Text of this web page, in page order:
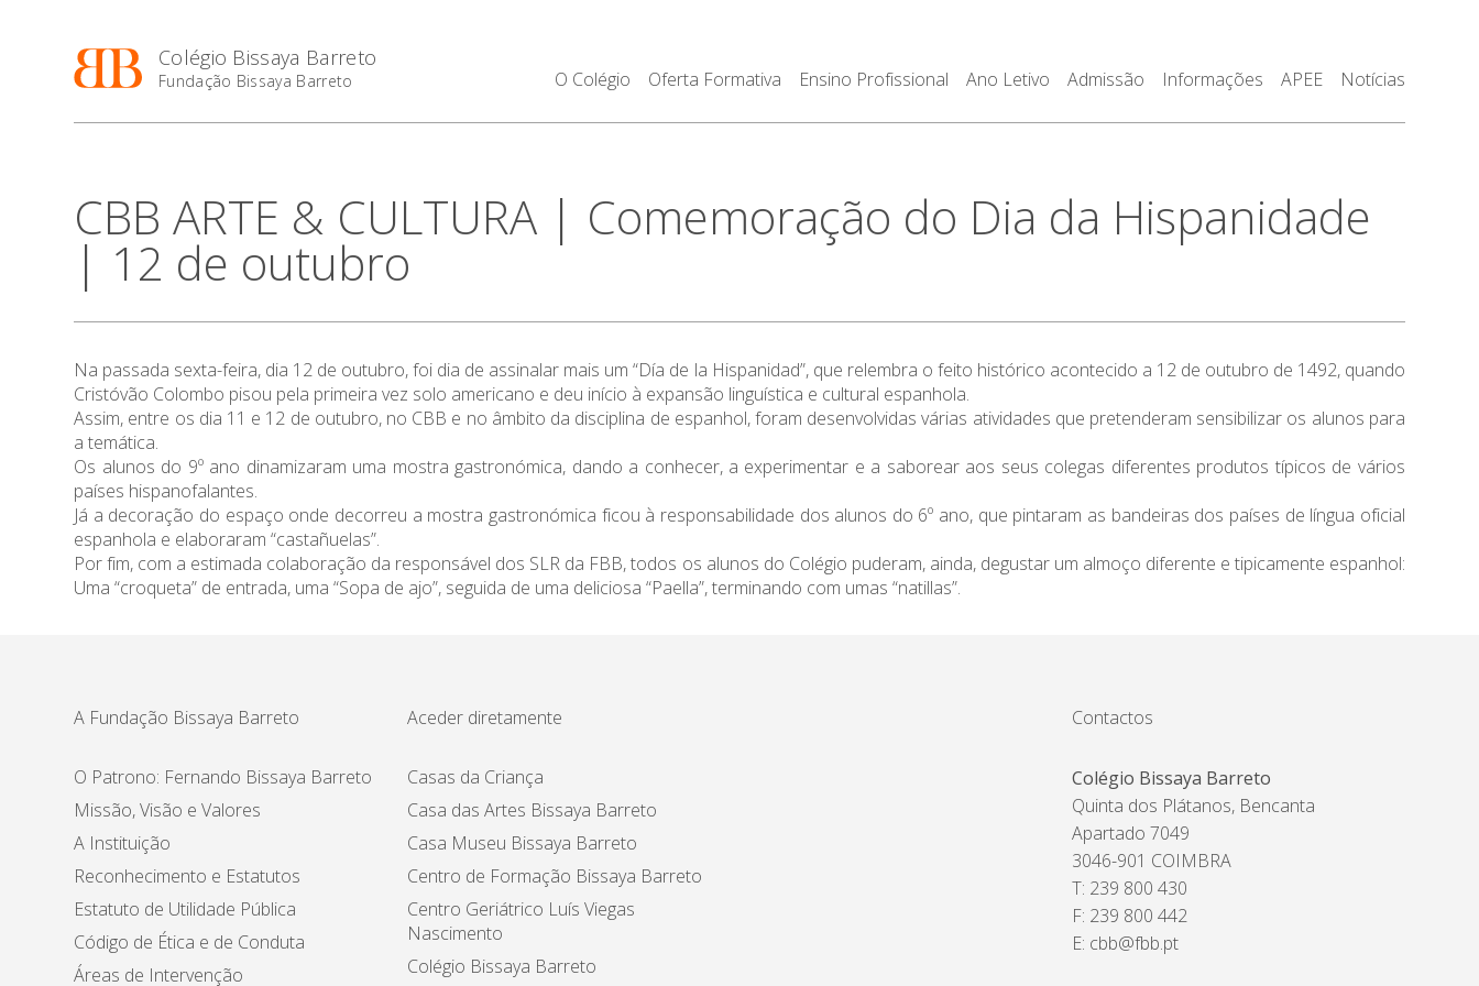
Colégio Bissaya Barreto
Fundação Bissaya Barreto O Colégio Oferta Formativa Ensino Profissional Ano Letivo Admissão Informações APEE Notícias
CBB ARTE & CULTURA | Comemoração do Dia da Hispanidade
| 12 de outubro
Na passada sexta-feira, dia 12 de outubro, foi dia de assinalar mais um “Día de la Hispanidad”, que relembra o feito histórico acontecido a 12 de outubro de 1492, quando
Cristóvão Colombo pisou pela primeira vez solo americano e deu início à expansão linguística e cultural espanhola.
Assim, entre os dia 11 e 12 de outubro, no CBB e no âmbito da disciplina de espanhol, foram desenvolvidas várias atividades que pretenderam sensibilizar os alunos para
a temática.
Os alunos do 9º ano dinamizaram uma mostra gastronómica, dando a conhecer, a experimentar e a saborear aos seus colegas diferentes produtos típicos de vários
países hispanofalantes.
Já a decoração do espaço onde decorreu a mostra gastronómica ficou à responsabilidade dos alunos do 6º ano, que pintaram as bandeiras dos países de língua oficial
espanhola e elaboraram “castañuelas”.
Por fim, com a estimada colaboração da responsável dos SLR da FBB, todos os alunos do Colégio puderam, ainda, degustar um almoço diferente e tipicamente espanhol:
Uma “croqueta” de entrada, uma “Sopa de ajo”, seguida de uma deliciosa “Paella”, terminando com umas “natillas”.
A Fundação Bissaya Barreto
O Patrono: Fernando Bissaya Barreto
Missão, Visão e Valores
A Instituição
Reconhecimento e Estatutos
Estatuto de Utilidade Pública
Código de Ética e de Conduta
Áreas de Intervenção
Aceder diretamente
Casas da Criança
Casa das Artes Bissaya Barreto
Casa Museu Bissaya Barreto
Centro de Formação Bissaya Barreto
Centro Geriátrico Luís Viegas
Nascimento
Colégio Bissaya Barreto
Contactos
Colégio Bissaya Barreto
Quinta dos Plátanos, Bencanta
Apartado 7049
3046-901 COIMBRA
T: 239 800 430
F: 239 800 442
E: cbb@fbb.pt